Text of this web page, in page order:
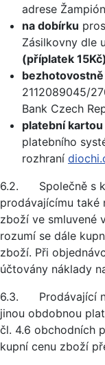
adrese
na dobírku
Zásilkovny dle
(příplatek 15Kč)
2112089045/
Bank Czech
platební kartou
platebního
rozhraní
6.2. Společně s
prodávajícímu také
zboží ve smluvené
rozumí se dále
zboží. Při
účtovány náklady
6.3. Prodávající
jinou obdobnou
čl. 4.6 obchodních
kupní cenu zboží